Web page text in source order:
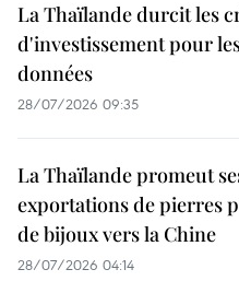
La Thaïlande durcit les
d'investissement pour
données
28/07/2026 09:35
La Thaïlande promeut
exportations de pierres
de bijoux vers la Chine
28/07/2026 04:14